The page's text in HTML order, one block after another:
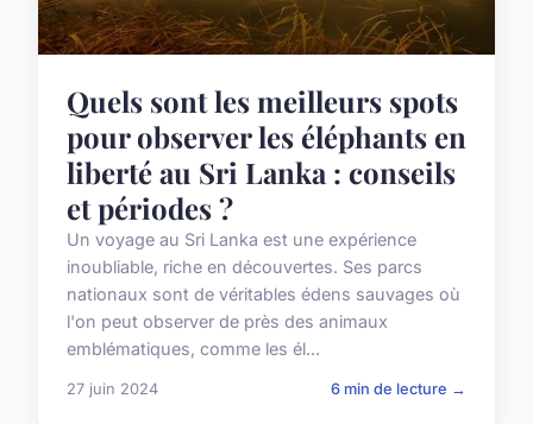
Quels sont les meilleurs spots
pour observer les éléphants en
liberté au Sri Lanka : conseils
et périodes ?
Un voyage au Sri Lanka est une expérience
inoubliable, riche en découvertes. Ses parcs
nationaux sont de véritables édens sauvages où
l'on peut observer de près des animaux
emblématiques, comme les él...
27 juin 2024 6 min de lecture →